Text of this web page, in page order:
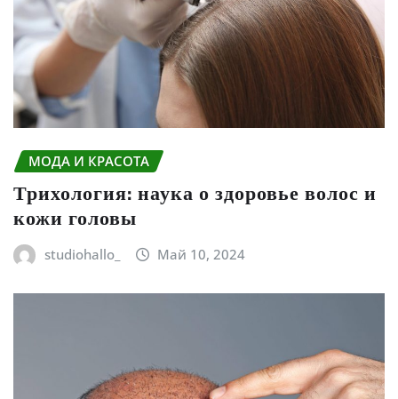
МОДА И КРАСОТА
Трихология: наука о здоровье волос и
кожи головы
studiohallo_ Май 10, 2024